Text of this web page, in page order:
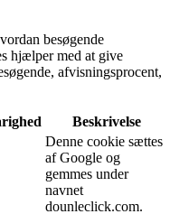
besøgende
hjælper med at give
afvisningsprocent,
Beskrivelse
Denne cookie sættes
af Google og
gemmes under
navnet
dounleclick.com.